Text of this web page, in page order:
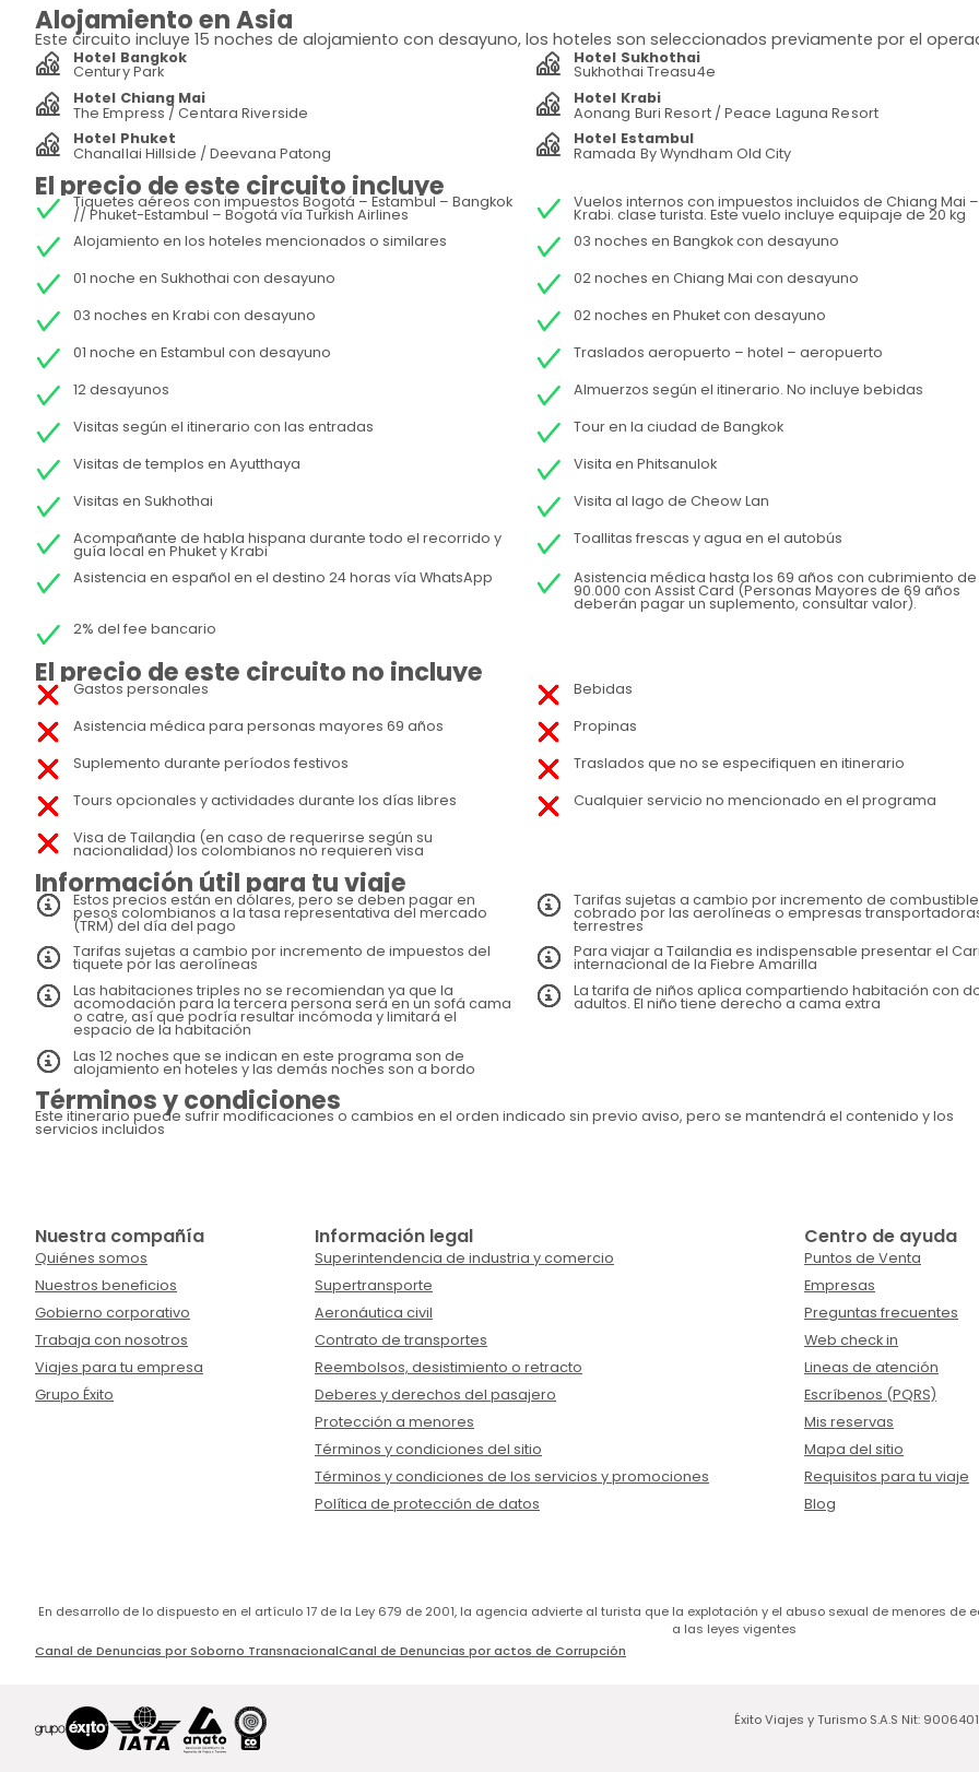
Alojamiento en Asia
Este circuito incluye 15 noches de alojamiento con desayuno, los hoteles son seleccionados previamente por el
Hotel Bangkok
Century Park
Hotel Sukhothai
Sukhothai Treasu4e
Hotel Chiang Mai
The Empress / Centara Riverside
Hotel Krabi
Aonang Buri Resort / Peace Laguna Resort
Hotel Phuket
Chanallai Hillside / Deevana Patong
Hotel Estambul
Ramada By Wyndham Old City
El precio de este circuito incluye
Tiquetes aéreos con impuestos Bogotá – Estambul – Bangkok
// Phuket-Estambul – Bogotá vía Turkish Airlines
Vuelos internos con impuestos incluidos de Chiang Mai –
Krabi. clase turista. Este vuelo incluye equipaje de 20 kg
Alojamiento en los hoteles mencionados o similares
03 noches en Bangkok con desayuno
01 noche en Sukhothai con desayuno
02 noches en Chiang Mai con desayuno
03 noches en Krabi con desayuno
02 noches en Phuket con desayuno
01 noche en Estambul con desayuno
Traslados aeropuerto – hotel – aeropuerto
12 desayunos
Almuerzos según el itinerario. No incluye bebidas
Visitas según el itinerario con las entradas
Tour en la ciudad de Bangkok
Visitas de templos en Ayutthaya
Visita en Phitsanulok
Visitas en Sukhothai
Visita al lago de Cheow Lan
Acompañante de habla hispana durante todo el recorrido y
guía local en Phuket y Krabi
Toallitas frescas y agua en el autobús
Asistencia en español en el destino 24 horas vía WhatsApp Asistencia médica hasta los 69 años con cubrimiento de
90.000 con Assist Card (Personas Mayores de 69 años
deberán pagar un suplemento, consultar valor).
2% del fee bancario
El precio de este circuito no incluye
Gastos personales
Bebidas
Asistencia médica para personas mayores 69 años
Propinas
Suplemento durante períodos festivos
Traslados que no se especifiquen en itinerario
Tours opcionales y actividades durante los días libres
Cualquier servicio no mencionado en el programa
Visa de Tailandia (en caso de requerirse según su
nacionalidad) los colombianos no requieren visa
Información útil para tu viaje
Estos precios están en dólares, pero se deben pagar en
pesos colombianos a la tasa representativa del mercado
(TRM) del día del pago
Tarifas sujetas a cambio por incremento de combustible
cobrado por las aerolíneas o empresas
terrestres
Tarifas sujetas a cambio por incremento de impuestos del
tiquete por las aerolíneas
Para viajar a Tailandia es indispensable presentar el
internacional de la Fiebre Amarilla
Las habitaciones triples no se recomiendan ya que la
acomodación para la tercera persona será en un sofá cama
o catre, así que podría resultar incómoda y limitará el
espacio de la habitación
La tarifa de niños aplica compartiendo habitación con
adultos. El niño tiene derecho a cama extra
Las 12 noches que se indican en este programa son de
alojamiento en hoteles y las demás noches son a bordo
Términos y condiciones
Este itinerario puede sufrir modificaciones o cambios en el orden indicado sin previo aviso, pero se mantendrá el contenido y los
servicios incluidos
Nuestra compañía
Quiénes somos
Nuestros beneficios
Gobierno corporativo
Trabaja con nosotros
Viajes para tu empresa
Grupo Éxito
Información legal
Superintendencia de industria y comercio
Supertransporte
Aeronáutica civil
Contrato de transportes
Reembolsos, desistimiento o retracto
Deberes y derechos del pasajero
Protección a menores
Términos y condiciones del sitio
Términos y condiciones de los servicios y promociones
Política de protección de datos
Centro de ayuda
Puntos de Venta
Empresas
Preguntas frecuentes
Web check in
Lineas de atención
Escríbenos (PQRS)
Mis reservas
Mapa del sitio
Requisitos para tu viaje
Blog
En desarrollo de lo dispuesto en el artículo 17 de la Ley 679 de 2001, la agencia advierte al turista que la explotación y el abuso sexual de menores
a las leyes vigentes
Canal de Denuncias por Soborno TransnacionalCanal de Denuncias por actos de Corrupción
Éxito Viajes y Turismo S.A.S Nit: